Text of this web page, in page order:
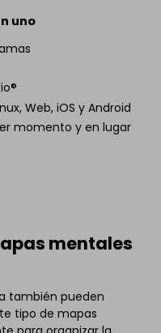
uno
Web, iOS y Android
momento y en lugar
mentales
también pueden
tipo de mapas